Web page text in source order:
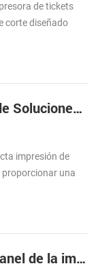
de tickets
corte diseñado
Impresión de Ticket y el Kiosco de Soluciones de Impresión
impresión de
proporcionar una
Lo conveniente que es para un panel de la impresora con cortador automático!